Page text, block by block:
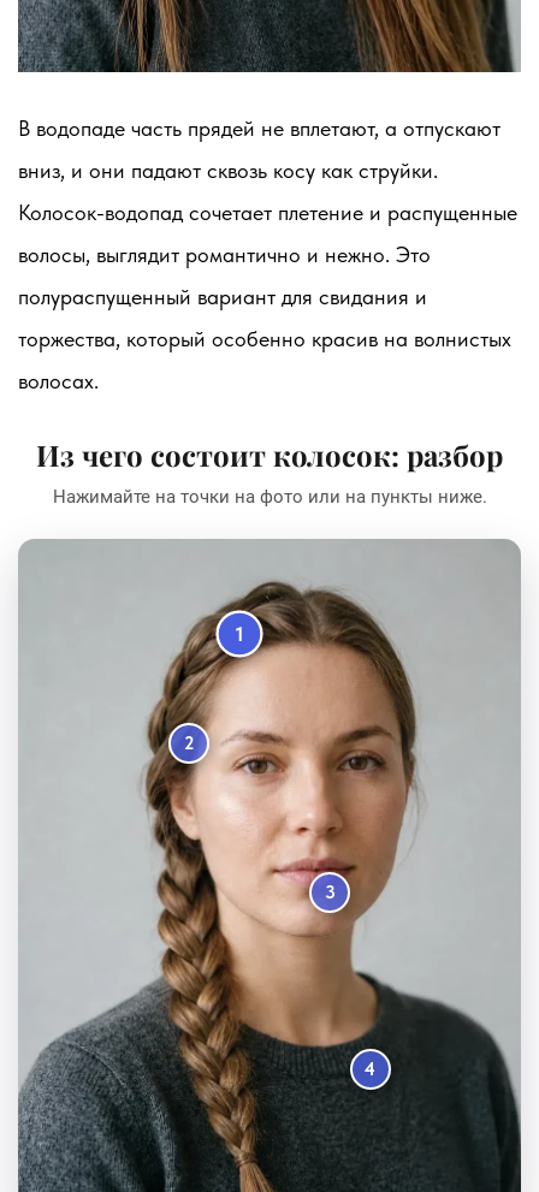
В водопаде часть прядей не вплетают, а отпускают
вниз, и они падают сквозь косу как струйки.
Колосок-водопад сочетает плетение и распущенные
волосы, выглядит романтично и нежно. Это
полураспущенный вариант для свидания и
торжества, который особенно красив на волнистых
волосах.
Из чего состоит колосок: разбор
Нажимайте на точки на фото или на пункты ниже.
1
2
3
4